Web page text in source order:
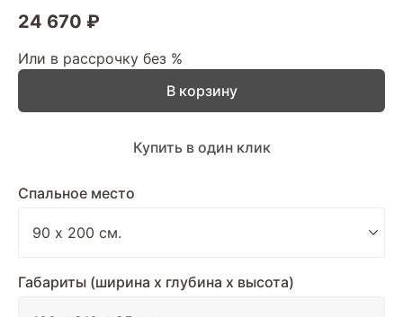
24 670 ₽
Или в рассрочку без %
Спальное место
Габариты (ширина х глубина х высота)
В корзину
Купить в один клик